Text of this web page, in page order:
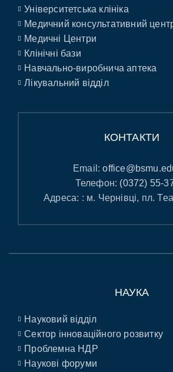
Університетська клініка
Медичний консультативний
Медичні Центри
Клінічні бази
Навчально-виробнича аптека
Лікувальний відділ
КОНТАКТИ
Email:
Телефон: (0372) 55-
Адреса: : м. Чернівці, пл.
НАУКА
Науковий відділ
Сектор інноваційного розвитку
Проблемна НДР
Наукові форуми